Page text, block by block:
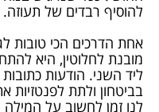
להוסיף רבדים של תעוזה.
אחת הדרכים הכי טובות
מובנת לחלוטין, היא
ליד השני. הודעות
בביטחון ולתת
לנו זמן לחשוב על המילה